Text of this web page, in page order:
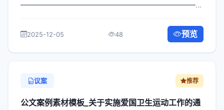
门、各直属机构： 为深入贯彻落实习近平...
2025-12-05 48 预览
议案 推荐
公文案例素材模板_关于实施爱国卫生运动工作的通